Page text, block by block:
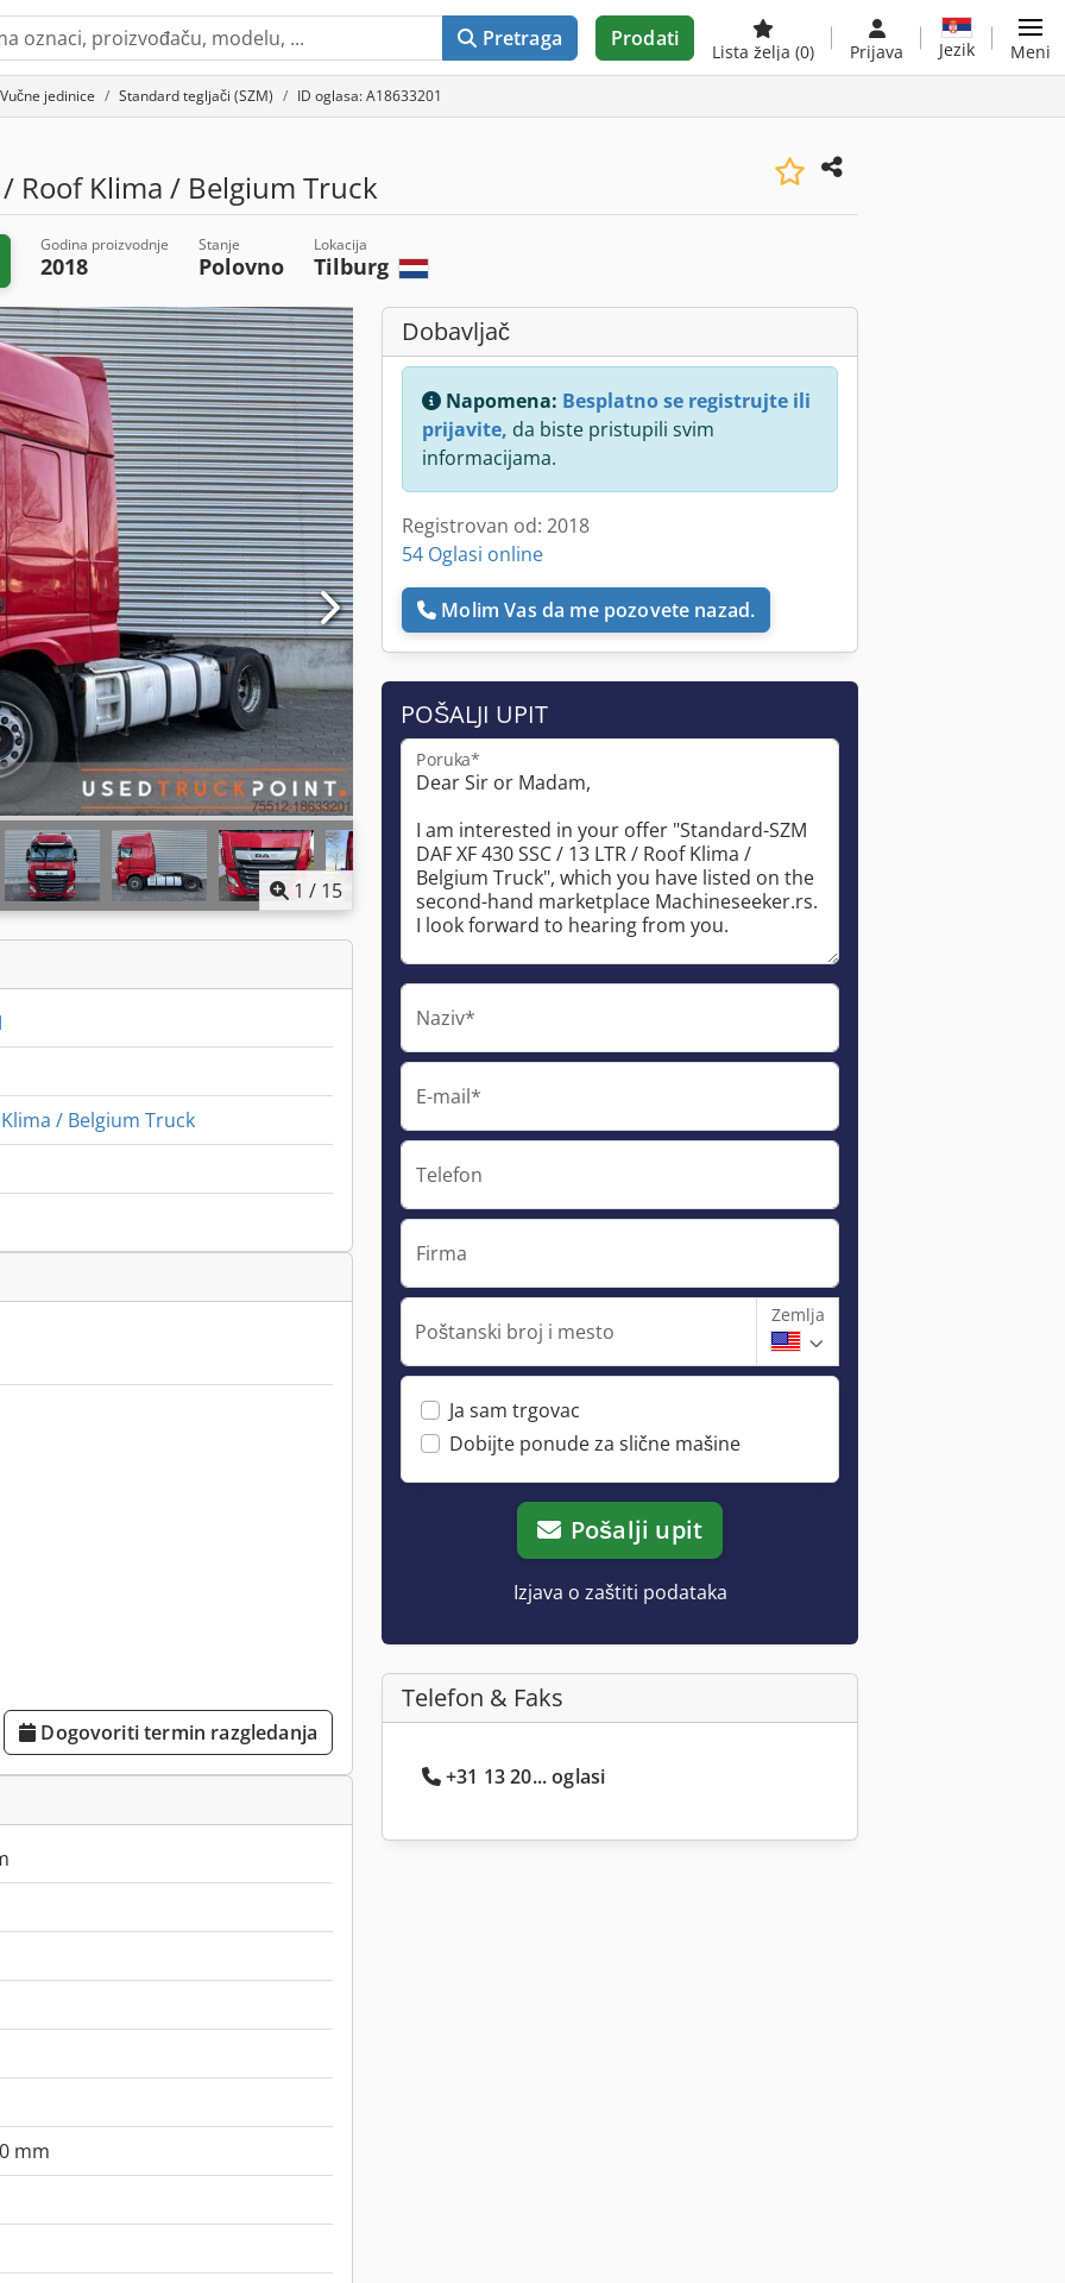
Pretraga Prodati
Lista želja (0) Prijava Jezik Meni
Vučne jedinice Standard tegljači (SZM) ID oglasa: A18633201
/ Roof Klima / Belgium Truck
Godina proizvodnje
2018
Stanje
Polovno
Lokacija
Tilburg
1 / 15
Klima / Belgium Truck
Dogovoriti termin razgledanja
mm
Dobavljač
Napomena: Besplatno se registrujte ili
prijavite, da biste pristupili svim
informacijama.
Registrovan od: 2018
54 Oglasi online
Molim Vas da me pozovete nazad.
POŠALJI UPIT
Poruka*
Naziv*
E-mail*
Telefon
Firma
Poštanski broj i mesto
Zemlja
Ja sam trgovac
Dobijte ponude za slične mašine
Pošalji upit
Izjava o zaštiti podataka
Telefon & Faks
+31 13 20... oglasi